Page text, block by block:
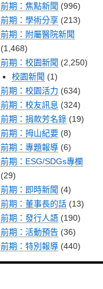
前期：焦點新聞 (996)
前期：學術分享 (213)
前期：附屬醫院新聞
(1,468)
前期：校園新聞 (2,250)
校園新聞 (1)
前期：校園活力 (634)
前期：校友訊息 (324)
前期：捐款芳名錄 (19)
前期：拇山紀要 (8)
前期：專題報導 (6)
前期：ESG/SDGs專欄
(29)
前期：即時新聞 (4)
前期：董事長的話 (13)
前期：發行人語 (190)
前期：活動預告 (36)
前期：特別報導 (440)